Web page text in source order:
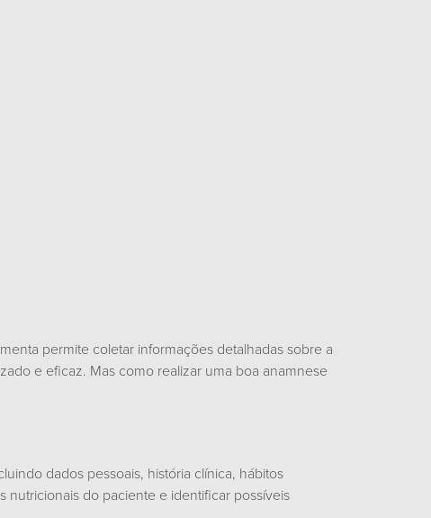
permite coletar informações detalhadas sobre a
e eficaz. Mas como realizar uma boa anamnese
dados pessoais, história clínica, hábitos
nutricionais do paciente e identificar possíveis